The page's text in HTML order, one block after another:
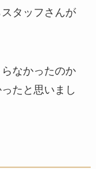
タッフさんが
なかったのか
たと思いまし